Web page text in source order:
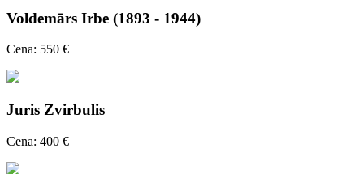
Voldemārs Irbe (1893 - 1944)
Cena: 550 €
Juris Zvirbulis
Cena: 400 €